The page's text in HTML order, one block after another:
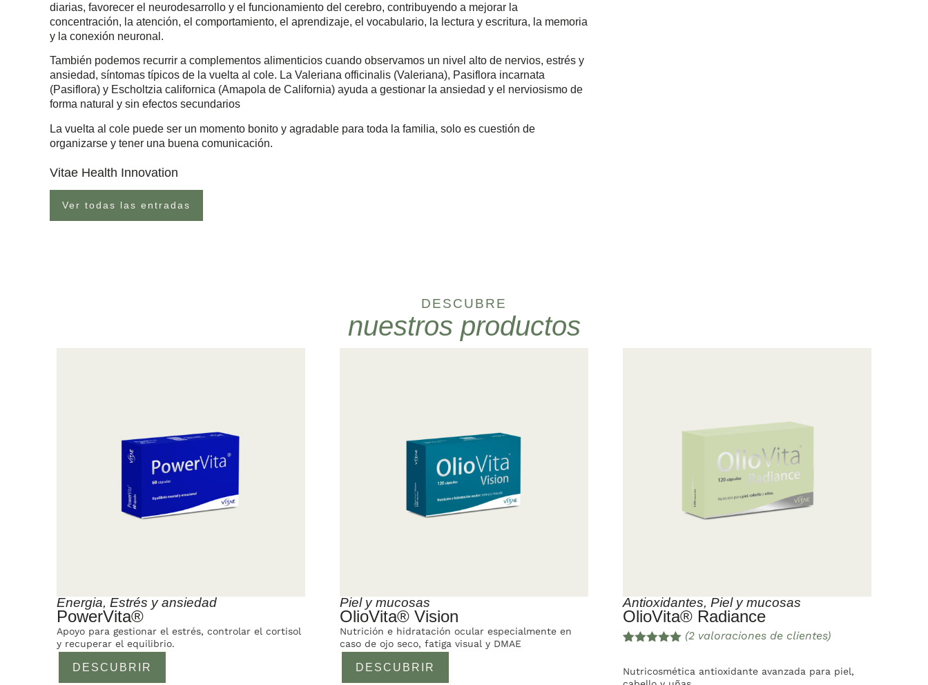
diarias, favorecer el neurodesarrollo y el funcionamiento del cerebro, contribuyendo a mejorar la
concentración, la atención, el comportamiento, el aprendizaje, el vocabulario, la lectura y escritura, la memoria
y la conexión neuronal.
También podemos recurrir a complementos alimenticios cuando observamos un nivel alto de nervios, estrés y
ansiedad, síntomas típicos de la vuelta al cole. La Valeriana officinalis (Valeriana), Pasiflora incarnata
(Pasiflora) y Escholtzia californica (Amapola de California) ayuda a gestionar la ansiedad y el nerviosismo de
forma natural y sin efectos secundarios
La vuelta al cole puede ser un momento bonito y agradable para toda la familia, solo es cuestión de
organizarse y tener una buena comunicación.
Vitae Health Innovation
Ver todas las entradas
DESCUBRE
nuestros productos
Energia, Estrés y ansiedad
PowerVita®
DESCUBRIR
Apoyo para gestionar el estrés, controlar el cortisol
y recuperar el equilibrio.
Piel y mucosas
OlioVita® Vision
DESCUBRIR
Nutrición e hidratación ocular especialmente en
caso de ojo seco, fatiga visual y DMAE
Antioxidantes, Piel y mucosas
OlioVita® Radiance
5 en base
(2 valoraciones de clientes)
Nutricosmética antioxidante avanzada para piel,